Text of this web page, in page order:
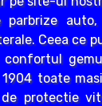
parbrize
Ceea ce
confortul
toate
protectie